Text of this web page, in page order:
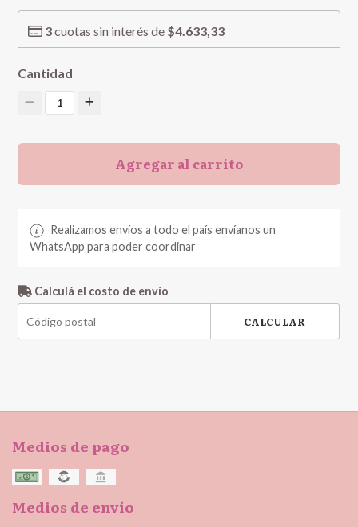
3cuotas sin interés de $4.633,33
Cantidad
1
Agregar al carrito
Realizamos envíos a todo el país envíanos un
WhatsApp para poder coordinar
Calculá el costo de envío
CALCULAR
Medios de pago
Medios de envío